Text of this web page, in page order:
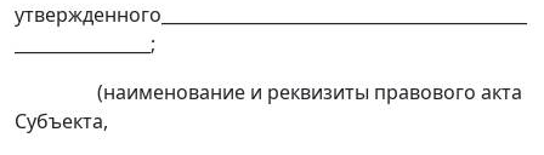
утвержденного___________________________________________
________________;
(наименование и реквизиты правового акта
Субъекта,